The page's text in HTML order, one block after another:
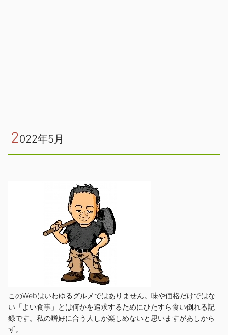
2022年5月
このWebはいわゆるグルメではありません。味や価格だけではな
い「よい食事」とは何かを追求するためにひたすら食い倒れる記
録です。私の嗜好に合う人しか楽しめないと思いますがあしから
ず。